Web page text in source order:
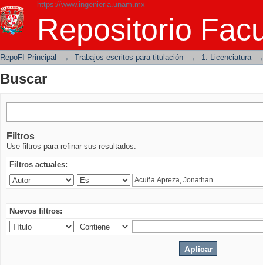
https://www.ingenieria.unam.mx
Repositorio
Buscar
RepoFI Principal → Trabajos escritos para titulación → 1. Licenciatura
Buscar
Filtros
Use filtros para refinar sus resultados.
Filtros actuales:
Nuevos filtros: